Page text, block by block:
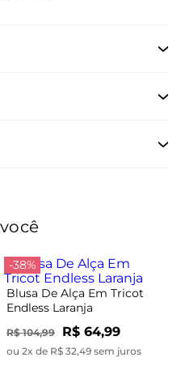
-38%
Blusa De Alça Em Tricot
Endless Laranja
R$ 104,99 R$ 64,99
ou 2x de R$ 32,49 sem juros